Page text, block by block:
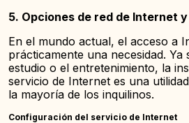
5. Opciones de red de Internet
En el mundo actual, el acceso a
prácticamente una necesidad.
estudio o el entretenimiento, la
servicio de Internet es una
la mayoría de los inquilinos.
Configuración del servicio de Internet